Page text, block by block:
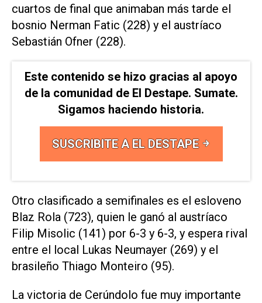
cuartos de final que animaban más tarde el
bosnio Nerman Fatic (228) y el austríaco
Sebastián Ofner (228).
Este contenido se hizo gracias al apoyo
de la comunidad de El Destape. Sumate.
Sigamos haciendo historia.
SUSCRIBITE A EL DESTAPE
Otro clasificado a semifinales es el esloveno
Blaz Rola (723), quien le ganó al austríaco
Filip Misolic (141) por 6-3 y 6-3, y espera rival
entre el local Lukas Neumayer (269) y el
brasileño Thiago Monteiro (95).
La victoria de Cerúndolo fue muy importante